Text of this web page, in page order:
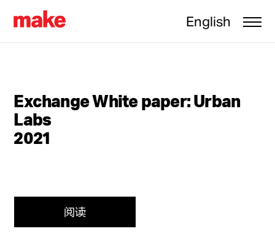
English
Exchange White paper: Urban
Labs
2021
阅读